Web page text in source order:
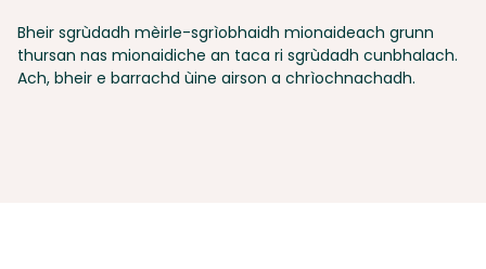
Bheir sgrùdadh mèirle-sgrìobhaidh mionaideach grunn
thursan nas mionaidiche an taca ri sgrùdadh cunbhalach.
Ach, bheir e barrachd ùine airson a chrìochnachadh.